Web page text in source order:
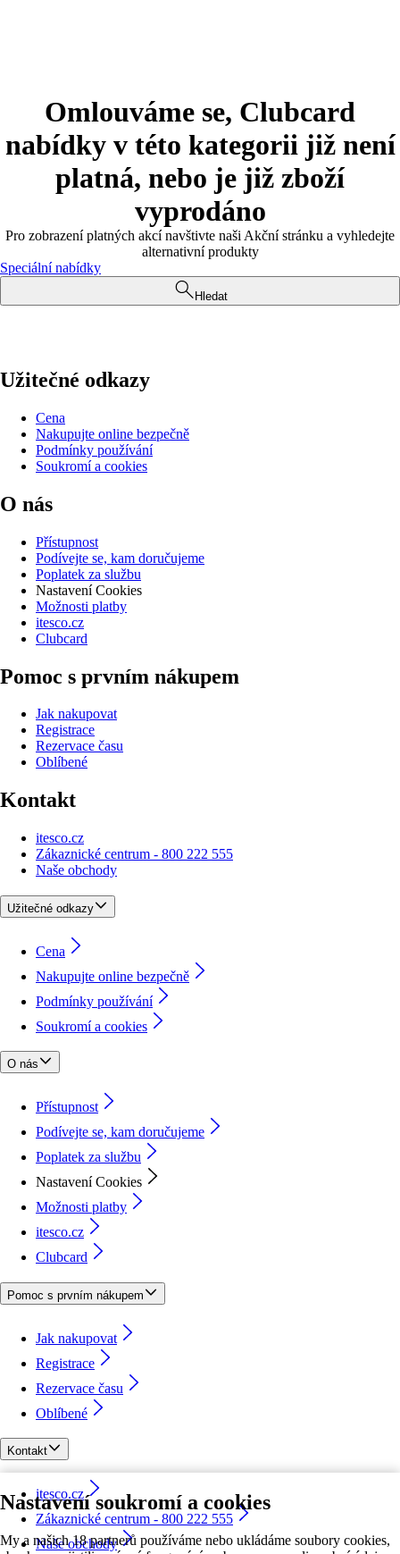
Nastavení soukromí a cookies
My a našich 18 partnerů používáme nebo ukládáme soubory cookies,
Omlouváme se, Clubcard
nabídky v této kategorii již není
platná, nebo je již zboží
vyprodáno
Pro zobrazení platných akcí navštivte naši Akční stránku a vyhledejte
alternativní produkty
Speciální nabídky
Hledat
Užitečné odkazy
Cena
Nakupujte online bezpečně
Podmínky používání
Soukromí a cookies
O nás
Přístupnost
Podívejte se, kam doručujeme
Poplatek za službu
Nastavení Cookies
Možnosti platby
itesco.cz
Clubcard
Pomoc s prvním nákupem
Jak nakupovat
Registrace
Rezervace času
Oblíbené
Kontakt
itesco.cz
Zákaznické centrum - 800 222 555
Naše obchody
Užitečné odkazy
Cena
Nakupujte online bezpečně
Podmínky používání
Soukromí a cookies
O nás
Přístupnost
Podívejte se, kam doručujeme
Poplatek za službu
Nastavení Cookies
Možnosti platby
itesco.cz
Clubcard
Pomoc s prvním nákupem
Jak nakupovat
Registrace
Rezervace času
Oblíbené
Kontakt
itesco.cz
Zákaznické centrum - 800 222 555
Naše obchody